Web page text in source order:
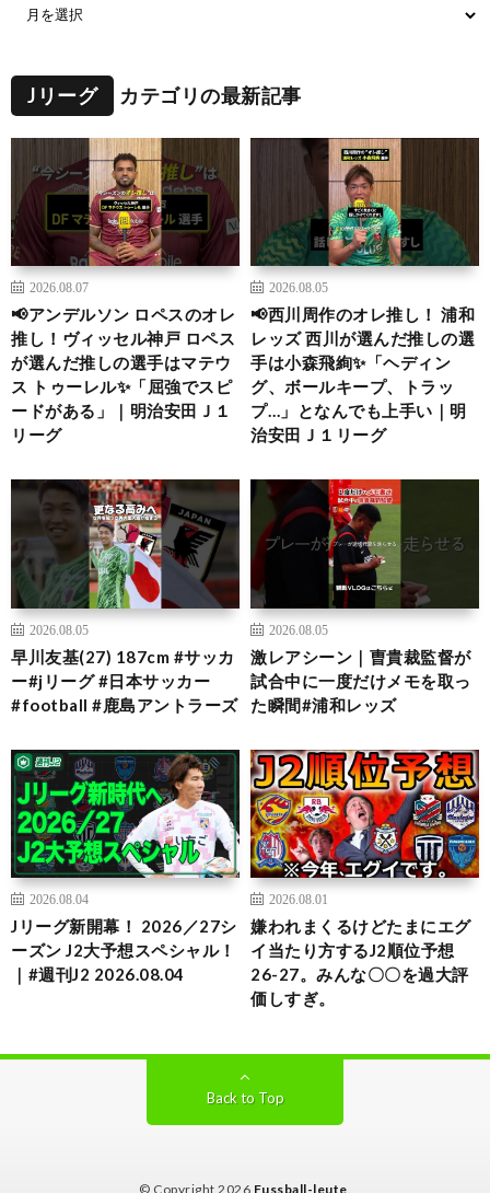
Jリーグ カテゴリの最新記事
2026.08.07
📢アンデルソン ロペスのオレ
推し！ヴィッセル神戸 ロペス
が選んだ推しの選手はマテウ
ス トゥーレル✨「屈強でスピ
ードがある」｜明治安田Ｊ１
リーグ
2026.08.05
📢西川周作のオレ推し！ 浦和
レッズ 西川が選んだ推しの選
手は小森飛絢✨「ヘディン
グ、ボールキープ、トラッ
プ…」となんでも上手い｜明
治安田Ｊ１リーグ
2026.08.05
早川友基(27) 187cm #サッカ
ー#jリーグ #日本サッカー
#football #鹿島アントラーズ
2026.08.05
激レアシーン｜曺貴裁監督が
試合中に一度だけメモを取っ
た瞬間#浦和レッズ
2026.08.04
Jリーグ新開幕！ 2026／27シ
ーズン J2大予想スペシャル！
｜#週刊J2 2026.08.04
2026.08.01
嫌われまくるけどたまにエグ
イ当たり方するJ2順位予想
26-27。みんな〇〇を過大評
価しすぎ。
Back to Top
© Copyright 2026 Fussball-leute